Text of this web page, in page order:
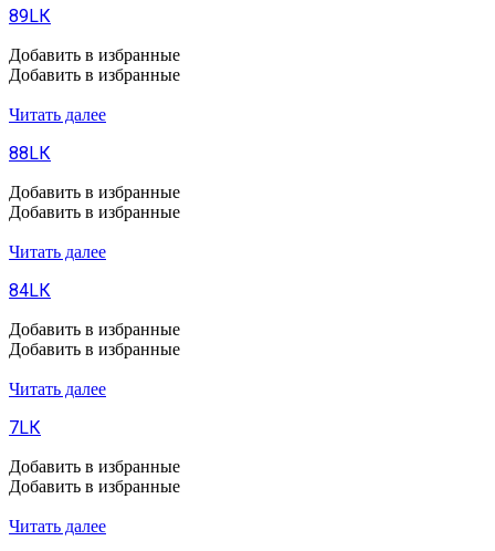
89LК
Добавить в избранные
Добавить в избранные
Читать далее
88LК
Добавить в избранные
Добавить в избранные
Читать далее
84LК
Добавить в избранные
Добавить в избранные
Читать далее
7LК
Добавить в избранные
Добавить в избранные
Читать далее